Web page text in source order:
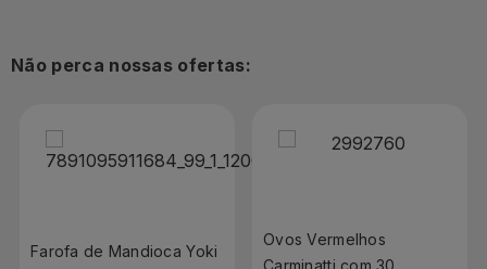
Não perca nossas ofertas:
Farofa de Mandioca Yoki
Ovos Vermelhos
Carminatti com 30